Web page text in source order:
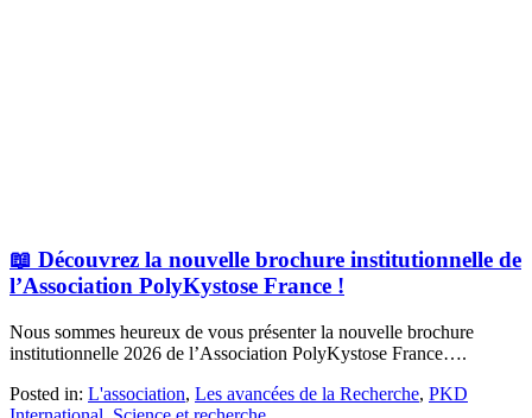
📖 Découvrez la nouvelle brochure institutionnelle de
l’Association PolyKystose France !
Nous sommes heureux de vous présenter la nouvelle brochure
institutionnelle 2026 de l’Association PolyKystose France….
Posted in: L'association, Les avancées de la Recherche, PKD